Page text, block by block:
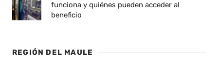
funciona y quiénes pueden acceder al
beneficio
REGIÓN DEL MAULE